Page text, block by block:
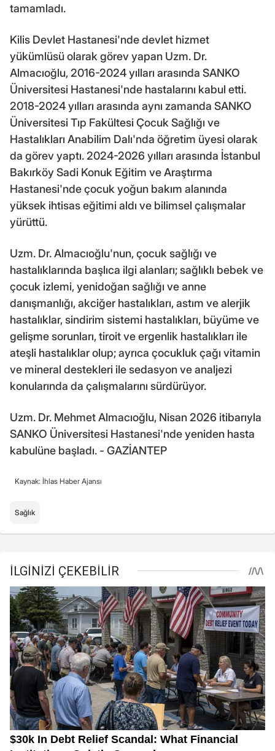
tamamladı.
Kilis Devlet Hastanesi'nde devlet hizmet
yükümlüsü olarak görev yapan Uzm. Dr.
Almacıoğlu, 2016-2024 yılları arasında SANKO
Üniversitesi Hastanesi'nde hastalarını kabul etti.
2018-2024 yılları arasında aynı zamanda SANKO
Üniversitesi Tıp Fakültesi Çocuk Sağlığı ve
Hastalıkları Anabilim Dalı'nda öğretim üyesi olarak
da görev yaptı. 2024-2026 yılları arasında İstanbul
Bakırköy Sadi Konuk Eğitim ve Araştırma
Hastanesi'nde çocuk yoğun bakım alanında
yüksek ihtisas eğitimi aldı ve bilimsel çalışmalar
yürüttü.
Uzm. Dr. Almacıoğlu'nun, çocuk sağlığı ve
hastalıklarında başlıca ilgi alanları; sağlıklı bebek ve
çocuk izlemi, yenidoğan sağlığı ve anne
danışmanlığı, akciğer hastalıkları, astım ve alerjik
hastalıklar, sindirim sistemi hastalıkları, büyüme ve
gelişme sorunları, tiroit ve ergenlik hastalıkları ile
ateşli hastalıklar olup; ayrıca çocukluk çağı vitamin
ve mineral destekleri ile sedasyon ve analjezi
konularında da çalışmalarını sürdürüyor.
Uzm. Dr. Mehmet Almacıoğlu, Nisan 2026 itibarıyla
SANKO Üniversitesi Hastanesi'nde yeniden hasta
kabulüne başladı. - GAZİANTEP
Kaynak: İhlas Haber Ajansı
Sağlık